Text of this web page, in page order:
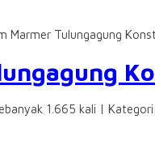
Marmer Tulungagung
1.665 kali | Kategori: